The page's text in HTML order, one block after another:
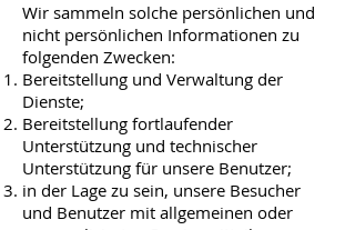
Wir sammeln solche persönlichen und
nicht persönlichen Informationen zu
folgenden Zwecken:
Bereitstellung und Verwaltung der
Dienste;
Bereitstellung fortlaufender
Unterstützung und technischer
Unterstützung für unsere Benutzer;
in der Lage zu sein, unsere Besucher
und Benutzer mit allgemeinen oder